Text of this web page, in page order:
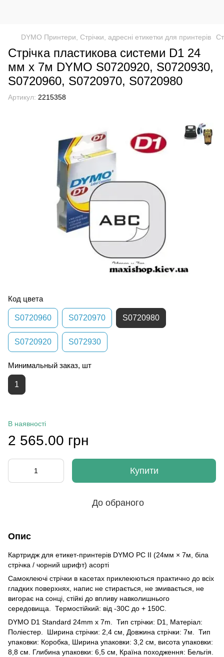
DYMO Принтери, Стрічки, адресні етикетки для принтерів
Стрічка пластикова системи D1 24
мм х 7м DYMO S0720920, S0720930,
S0720960, S0720970, S0720980
Артикул: 2215358
Код цвета
S0720960 S0720970 S0720980
S0720920 S072930
Минимальный заказ, шт
1
В наявності
2 565.00 грн
Купити
До обраного
Опис
Картридж для етикет-принтерів DYMO PC II (24мм × 7м, біла
стрічка / чорний шрифт) асорті
Самоклеючі стрічки в касетах приклеюються практично до всіх
гладких поверхнях, напис не стирається, не змивається, не
вигорає на сонці, стійкі до впливу навколишнього
середовища. Термостійкий: від -30С до + 150С.
DYMO D1 Standard 24mm x 7m. Тип стрічки: D1, Матеріал:
Поліестер. Ширина стрічки: 2,4 см, Довжина стрічки: 7м. Тип
упаковки: Коробка, Ширина упаковки: 3,2 см, висота упаковки:
8,8 см. Глибина упаковки: 6,5 см, Країна походження: Бельгія.